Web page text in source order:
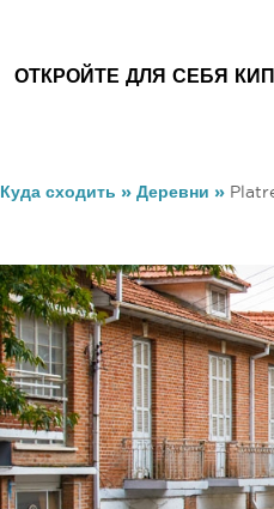
ОТКРОЙТЕ ДЛЯ СЕБЯ
Куда сходить » Деревни »